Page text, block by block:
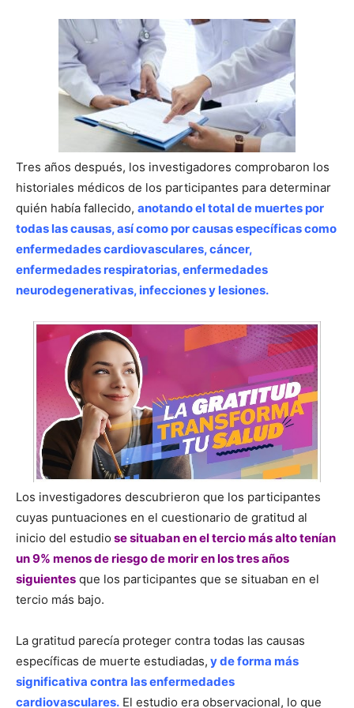
Tres años después, los investigadores comprobaron los
historiales médicos de los participantes para determinar
quién había fallecido, anotando el total de muertes por
todas las causas, así como por causas específicas como
enfermedades cardiovasculares, cáncer,
enfermedades respiratorias, enfermedades
neurodegenerativas, infecciones y lesiones.
Los investigadores descubrieron que los participantes
cuyas puntuaciones en el cuestionario de gratitud al
inicio del estudio se situaban en el tercio más alto tenían
un 9% menos de riesgo de morir en los tres años
siguientes que los participantes que se situaban en el
tercio más bajo.
La gratitud parecía proteger contra todas las causas
específicas de muerte estudiadas, y de forma más
significativa contra las enfermedades
cardiovasculares. El estudio era observacional, lo que